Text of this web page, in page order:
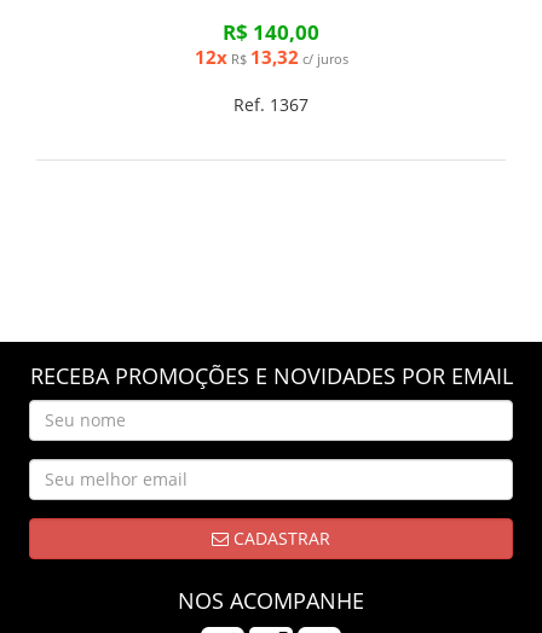
R$ 140,00
12xR$ 13,32 c/ juros
Ref. 1367
RECEBA PROMOÇÕES E NOVIDADES POR EMAIL
CADASTRAR
NOS ACOMPANHE